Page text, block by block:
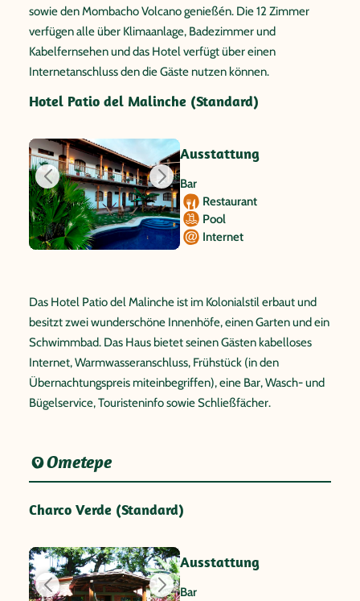
sowie den Mombacho Volcano genießén. Die 12 Zimmer
verfügen alle über Klimaanlage, Badezimmer und
Kabelfernsehen und das Hotel verfügt über einen
Internetanschluss den die Gäste nutzen können.
Hotel Patio del Malinche (Standard)
Ausstattung
Bar
Restaurant
Pool
Internet
Das Hotel Patio del Malinche ist im Kolonialstil erbaut und
besitzt zwei wunderschöne Innenhöfe, einen Garten und ein
Schwimmbad. Das Haus bietet seinen Gästen kabelloses
Internet, Warmwasseranschluss, Frühstück (in den
Übernachtungspreis miteinbegriffen), eine Bar, Wasch- und
Bügelservice, Touristeninfo sowie Schließfächer.
Ometepe
Charco Verde (Standard)
Ausstattung
Bar